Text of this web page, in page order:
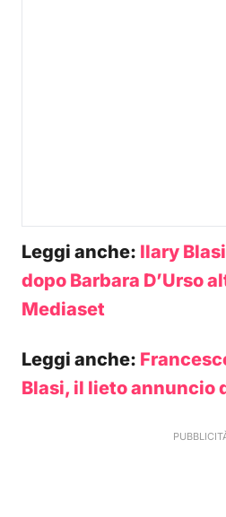
Leggi anche: Ilary
dopo Barbara D’Urso
Mediaset
Leggi anche:
Blasi, il lieto annuncio